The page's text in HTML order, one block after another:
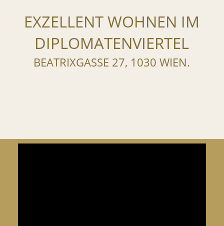
EXZELLENT WOHNEN IM
DIPLOMATENVIERTEL
BEATRIXGASSE 27, 1030 WIEN.